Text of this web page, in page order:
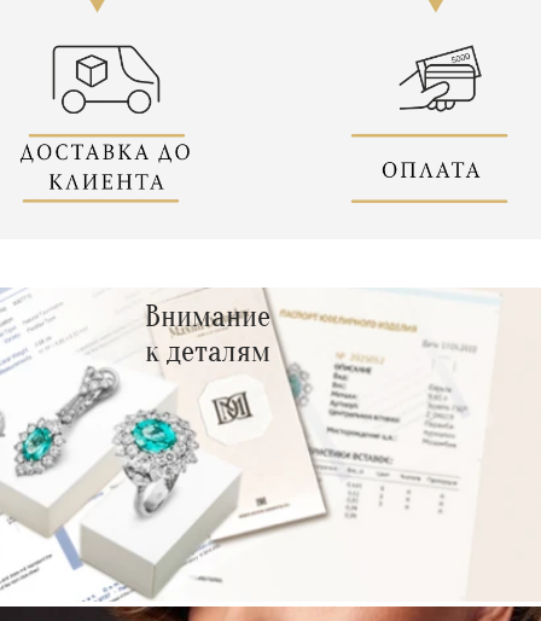
Внимание
к деталям